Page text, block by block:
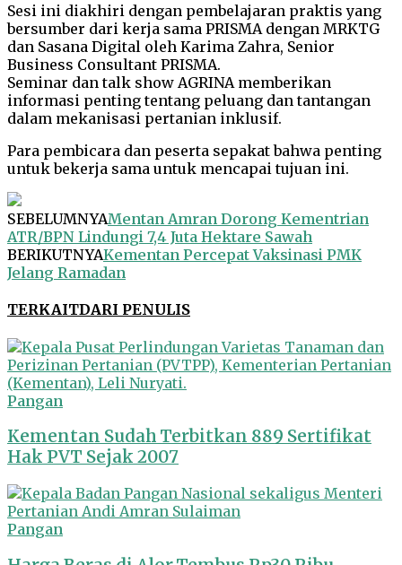
Sesi ini diakhiri dengan pembelajaran praktis yang
bersumber dari kerja sama PRISMA dengan MRKTG
dan Sasana Digital oleh Karima Zahra, Senior
Business Consultant PRISMA.
Seminar dan talk show AGRINA memberikan
informasi penting tentang peluang dan tantangan
dalam mekanisasi pertanian inklusif.
Para pembicara dan peserta sepakat bahwa penting
untuk bekerja sama untuk mencapai tujuan ini.
SEBELUMNYAMentan Amran Dorong Kementrian
ATR/BPN Lindungi 7,4 Juta Hektare Sawah
BERIKUTNYAKementan Percepat Vaksinasi PMK
Jelang Ramadan
TERKAITDARI PENULIS
Pangan
Kementan Sudah Terbitkan 889 Sertifikat
Hak PVT Sejak 2007
Pangan